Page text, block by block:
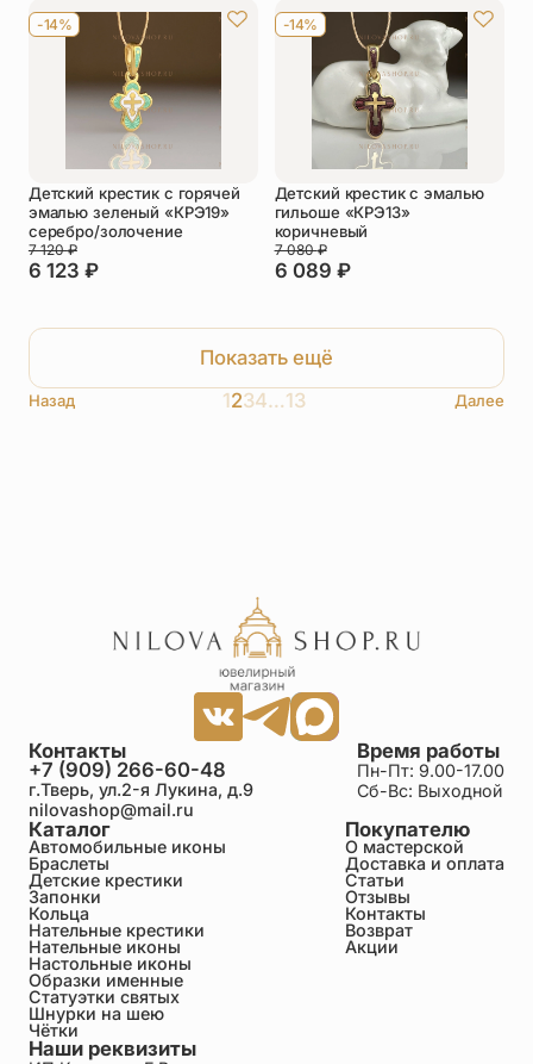
-14%
Детский крестик с горячей
эмалью зеленый «КРЭ19»
серебро/золочение
6 123 ₽
7 120₽
-14%
Детский крестик с эмалью
гильоше «КРЭ13»
коричневый
6 089 ₽
7 080₽
Показать ещё
Назад 1234…13 Далее
Каталог
Автомобильные иконы
Браслеты
Детские крестики
Запонки
Кольца
Нательные крестики
Нательные иконы
Настольные иконы
Образки именные
Статуэтки святых
Шнурки на шею
Чётки
Покупателю
О мастерской
Доставка и оплата
Статьи
Отзывы
Контакты
Возврат
Акции
Время работы
Пн-Пт: 9.00-17.00
Сб-Вс: Выходной
Контакты
+7 (909) 266-60-48
г.Тверь, ул.2-я Лукина, д.9
nilovashop@mail.ru
Наши реквизиты